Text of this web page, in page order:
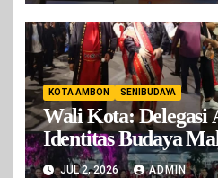
KOTA AMBON SENIBUDAYA
Wali Kota: Delegasi
Identitas Budaya
Nusantara APEKSI
JUL 2, 2026 ADMIN